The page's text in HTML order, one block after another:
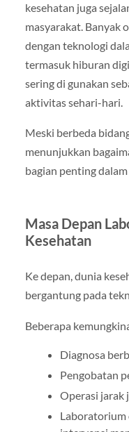
kesehatan juga
masyarakat. Banyak
dengan teknologi
termasuk hiburan
sering di gunakan
aktivitas sehari-hari.
Meski berbeda
menunjukkan
bagian penting
Masa Depan
Kesehatan
Ke depan, dunia
bergantung pada
Beberapa
Diagnosa
Pengobatan
Operasi jarak
Laboratorium